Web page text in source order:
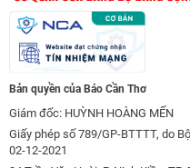
Bản quyền của Báo Cần Thơ
Giám đốc: HUỲNH HOÀNG MẾN
Giấy phép số 789/GP-BTTTT, do
02-12-2021